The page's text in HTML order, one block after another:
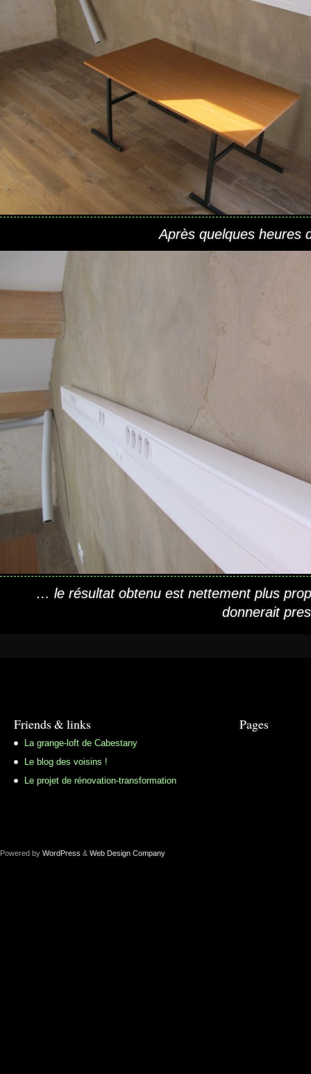
Après quelques heures
… le résultat obtenu est nettement plus
donnerait
Friends & links
La grange-loft de Cabestany
Le blog des voisins !
Le projet de rénovation-transformation
Pages
Powered by WordPress & Web Design Company